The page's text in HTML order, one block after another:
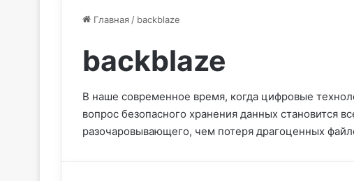
Главная / backblaze
backblaze
В наше современное время, когда цифровые
вопрос безопасного хранения данных становится
разочаровывающего, чем потеря драгоценных